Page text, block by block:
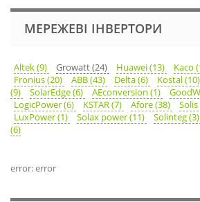
МЕРЕЖЕВІ ІНВЕРТОРИ
Altek (9) Growatt (24) Huawei (13) Kaco
Fronius (20)
ABB (43) Delta (6) Kostal (10)
(9)
SolarEdge (6) AEconversion (1)
LogicPower (6)
KSTAR (7) Afore (38) Solis
LuxPower (1)
Solax power (11) Solinteg (3)
(6)
error: error